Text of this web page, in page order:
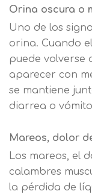
Orina oscura o
Uno de los
orina. Cuando
puede volverse
aparecer con
se mantiene
diarrea o
Mareos, dolor
Los mareos, el
calambres
la pérdida de